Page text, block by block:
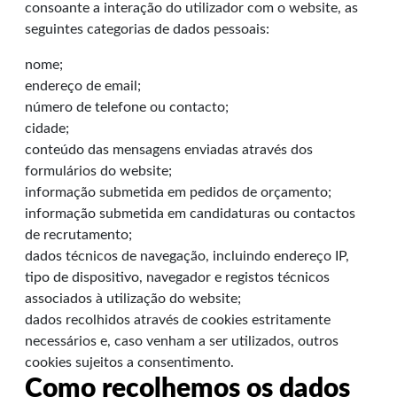
consoante a interação do utilizador com o website, as
seguintes categorias de dados pessoais:
nome;
endereço de email;
número de telefone ou contacto;
cidade;
conteúdo das mensagens enviadas através dos
formulários do website;
informação submetida em pedidos de orçamento;
informação submetida em candidaturas ou contactos
de recrutamento;
dados técnicos de navegação, incluindo endereço IP,
tipo de dispositivo, navegador e registos técnicos
associados à utilização do website;
dados recolhidos através de cookies estritamente
necessários e, caso venham a ser utilizados, outros
cookies sujeitos a consentimento.
Como recolhemos os dados